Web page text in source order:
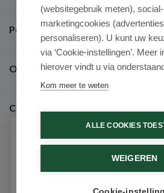
Populaire merken
Over ons
Contact
(websitegebruik meten),
marketingcookies (advertenties
personaliseren). U kunt uw
via ‘Cookie-instellingen’. Meer
hierover vindt u via
Kom meer te weten
ALLE COOKIES
WEIGEREN
Schrijf je in voor onze
Ontvang als eerste de beste
advies